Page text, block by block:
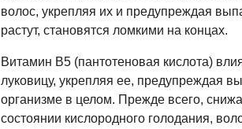
волос, укрепляя их и предупреждая
растут, становятся ломкими на концах.
Витамин B5 (пантотеновая кислота)
луковицу, укрепляя ее, предупреждая
организме в целом. Прежде всего,
состоянии кислородного голодания,